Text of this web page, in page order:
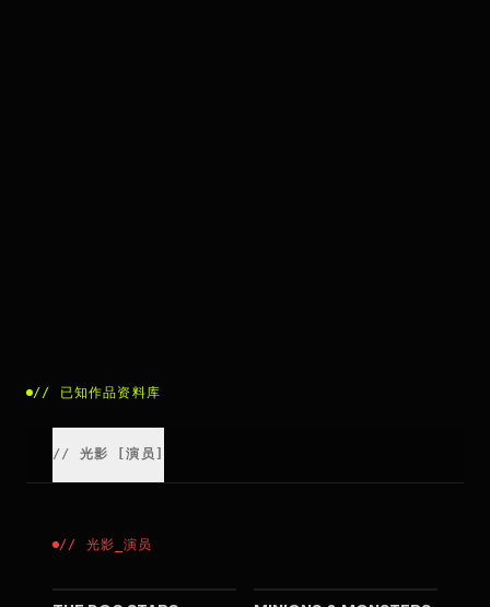
// 已知作品资料库
// 光影 [演员
// 光影 _演员